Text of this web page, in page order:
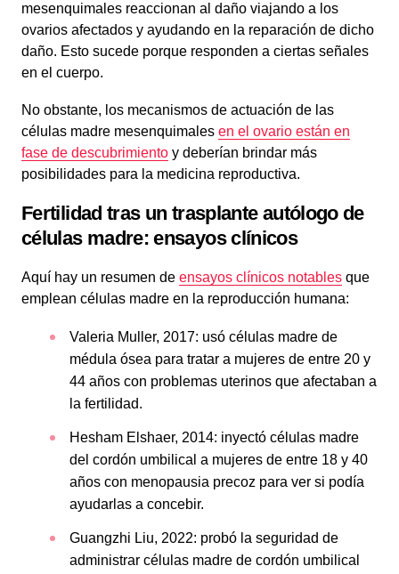
mesenquimales reaccionan al daño viajando a los
ovarios afectados y ayudando en la reparación de dicho
daño. Esto sucede porque responden a ciertas señales
en el cuerpo.
No obstante, los mecanismos de actuación de las
células madre mesenquimales en el ovario están en
fase de descubrimiento y deberían brindar más
posibilidades para la medicina reproductiva.
Fertilidad tras un trasplante autólogo de
células madre: ensayos clínicos
Aquí hay un resumen de ensayos clínicos notables que
emplean células madre en la reproducción humana:
Valeria Muller, 2017: usó células madre de
médula ósea para tratar a mujeres de entre 20 y
44 años con problemas uterinos que afectaban a
la fertilidad.
Hesham Elshaer, 2014: inyectó células madre
del cordón umbilical a mujeres de entre 18 y 40
años con menopausia precoz para ver si podía
ayudarlas a concebir.
Guangzhi Liu, 2022: probó la seguridad de
administrar células madre de cordón umbilical